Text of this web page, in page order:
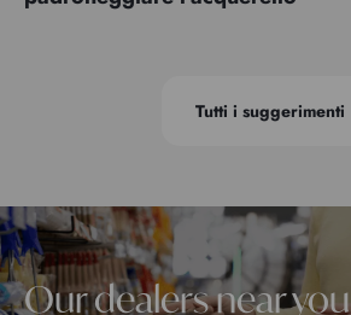
Tutti i suggerimenti
Our dealers near you